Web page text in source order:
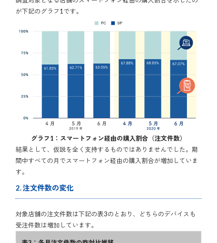
が下記のグラフ1です。
グラフ1：スマートフォン経由の購入割合（注文件数）
結果として、仮説を全く支持するものではありませんでした。期
間中すべての月でスマートフォン経由の購入割合が増加していま
す。
2. 注文件数の変化
対象店舗の注文件数は下記の表3のとおり、どちらのデバイスも
受注件数は増加しています。